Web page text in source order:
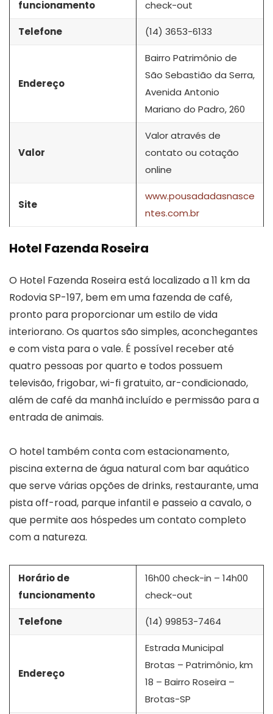
funcionamento check-out
Telefone (14) 3653-6133
Endereço
Bairro Patrimônio de
São Sebastião da Serra,
Avenida Antonio
Mariano do Padro, 260
Valor
Valor através de
contato ou cotação
online
Site
www.pousadadasnasce
ntes.com.br
Hotel Fazenda Roseira
O Hotel Fazenda Roseira está localizado a 11 km da
Rodovia SP-197, bem em uma fazenda de café,
pronto para proporcionar um estilo de vida
interiorano. Os quartos são simples, aconchegantes
e com vista para o vale. É possível receber até
quatro pessoas por quarto e todos possuem
televisão, frigobar, wi-fi gratuito, ar-condicionado,
além de café da manhã incluído e permissão para a
entrada de animais.
O hotel também conta com estacionamento,
piscina externa de água natural com bar aquático
que serve várias opções de drinks, restaurante, uma
pista off-road, parque infantil e passeio a cavalo, o
que permite aos hóspedes um contato completo
com a natureza.
Horário de
funcionamento
16h00 check-in – 14h00
check-out
Telefone (14) 99853-7464
Endereço
Estrada Municipal
Brotas – Patrimônio, km
18 – Bairro Roseira –
Brotas-SP